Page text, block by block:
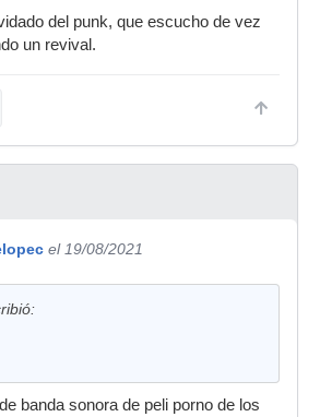
del punk, que escucho de vez
un revival.
el 19/08/2021
de banda sonora de peli porno de los